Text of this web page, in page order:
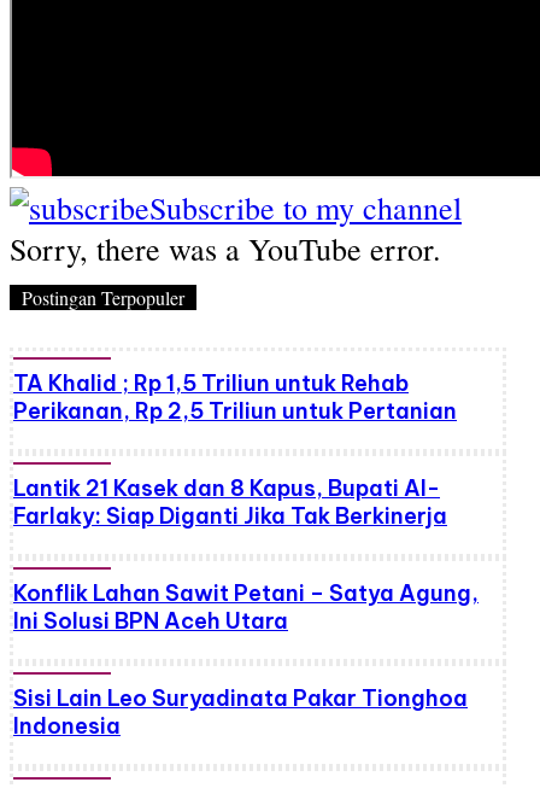
Subscribe to my channel
Sorry, there was a YouTube error.
Postingan Terpopuler
TA Khalid ; Rp 1,5 Triliun untuk Rehab
Perikanan, Rp 2,5 Triliun untuk Pertanian
Lantik 21 Kasek dan 8 Kapus, Bupati Al-
Farlaky: Siap Diganti Jika Tak Berkinerja
Konflik Lahan Sawit Petani – Satya Agung,
Ini Solusi BPN Aceh Utara
Sisi Lain Leo Suryadinata Pakar Tionghoa
Indonesia